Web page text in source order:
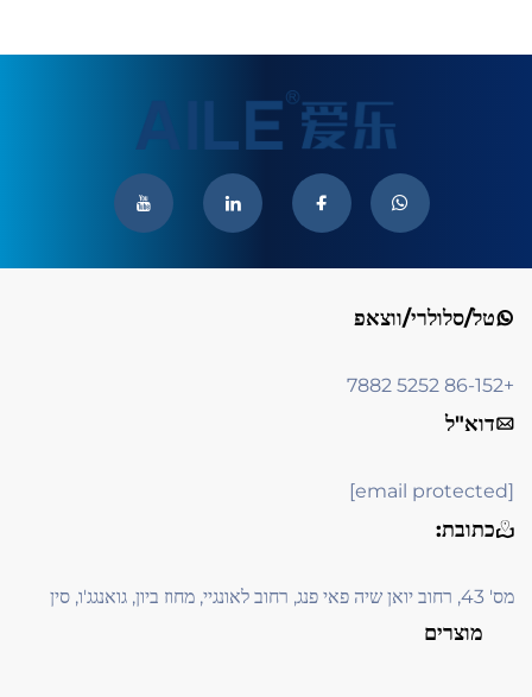
טל/סלולרי/ווצאפ
+86-152 5252 7882
דוא"ל
[email protected]
כתובת:
מס' 43, רחוב יואן שיה פאי פנג, רחוב לאונגיי, מחוז ביון, גואנגג'ו, סין
מוצרים